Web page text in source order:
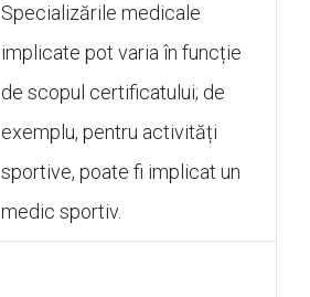
Specializările medicale
implicate pot varia în funcție
de scopul certificatului; de
exemplu, pentru activități
sportive, poate fi implicat un
medic sportiv.